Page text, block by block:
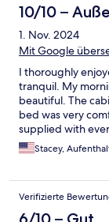
10/10 –
1. Nov. 2024
Mit Google
I thoroughly
tranquil. My
beautiful. The
bed was very
supplied with
food was
and there was an
guest. I
Stacey,
Verifizierte